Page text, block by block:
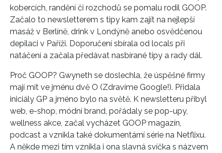
kobercích, randění či rozchodů se pomalu rodil GOOP.
Začalo to newsletterem s tipy kam zajít na nejlepší
masáž v Berlíně, drink v Londýně anebo osvědčenou
depilaci v Paříži. Doporučení sbírala od locals při
natáčení a začala předávat nasbírané tipy a rady dál.
Proč GOOP? Gwyneth se doslechla, že úspěšné firmy
mají mít ve jménu dvě O (Zdravíme Google!). Přidala
iniciály GP a jméno bylo na světě. K newsletteru přibyl
web, e-shop, módní brand, pořádaly se pop-upy,
wellness akce, začal vycházet GOOP magazín,
podcast a vznikla také dokumentární série na Netflixu.
A někde mezi tím vznikla i ona slavná svíčka s názvem